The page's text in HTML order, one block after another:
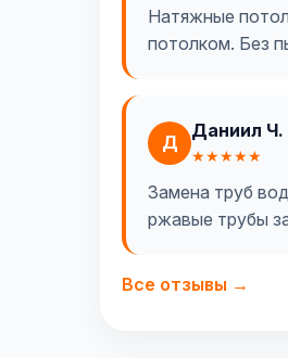
Натяжные
потолком. Без
Д
Даниил Ч.
★★★★★
Замена труб
ржавые трубы
Все отзывы →